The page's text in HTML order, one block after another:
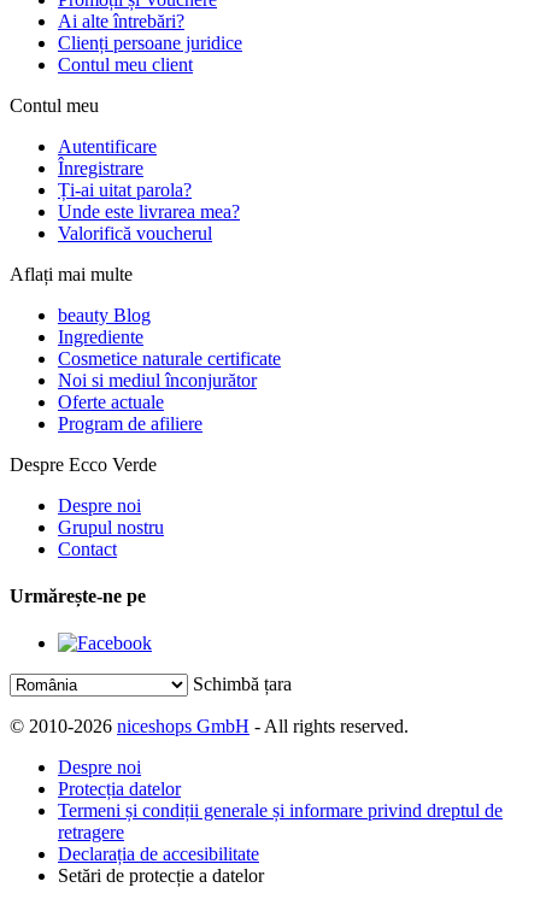
Ai alte întrebări?
Clienți persoane juridice
Contul meu client
Contul meu
Autentificare
Înregistrare
Ți-ai uitat parola?
Unde este livrarea mea?
Valorifică voucherul
Aflați mai multe
beauty Blog
Ingrediente
Cosmetice naturale certificate
Noi si mediul înconjurător
Oferte actuale
Program de afiliere
Despre Ecco Verde
Despre noi
Grupul nostru
Contact
Urmărește-ne pe
Schimbă țara
© 2010-2026 niceshops GmbH - All rights reserved.
Despre noi
Protecția datelor
Termeni și condiții generale și informare privind dreptul de
retragere
Declarația de accesibilitate
Setări de protecție a datelor